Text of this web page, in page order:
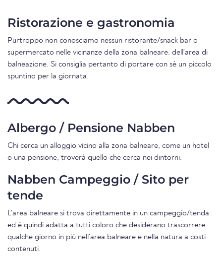
Ristorazione e gastronomia
Purtroppo non conosciamo nessun ristorante/snack bar o
supermercato nelle vicinanze della zona balneare. dell'area di
balneazione. Si consiglia pertanto di portare con sé un piccolo
spuntino per la giornata.
Albergo / Pensione Nabben
Chi cerca un alloggio vicino alla zona balneare, come un hotel
o una pensione, troverà quello che cerca nei dintorni.
Nabben Campeggio / Sito per
tende
L'area balneare si trova direttamente in un campeggio/tenda
ed è quindi adatta a tutti coloro che desiderano trascorrere
qualche giorno in più nell'area balneare e nella natura a costi
contenuti.